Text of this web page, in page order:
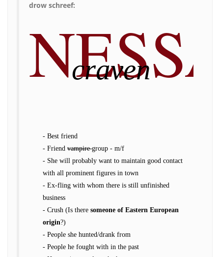
drow schreef:
craven
- Best friend
- Friend vampiregroup - m/f
- She will probably want to maintain good contact
with all prominent figures in town
- Ex-fling with whom there is still unfinished
business
- Crush (Is there someone of Eastern European
origin?)
- People she hunted/drank from
- People he fought with in the past